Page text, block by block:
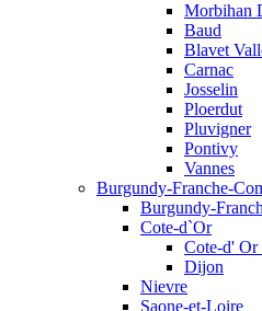
Morbihan
Baud
Blavet
Carnac
Josselin
Ploerdut
Pluvigner
Pontivy
Vannes
Burgundy-Franche-
Burgundy-
Cote-d`Or
Cote-d' Or
Dijon
Nievre
Saone-et-Loire